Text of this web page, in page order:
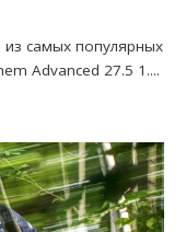
самых популярных
Advanced 27.5 1....